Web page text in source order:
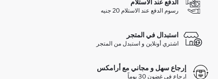
رسوم الدفع عند الاستلام 20 جنيه
استبدال في المتجر
اشتري أونلاين و استبدل من المتجر
إرجاع سهل و مجاني مع أرامكس
ارجاع في غضون 30 يوماً